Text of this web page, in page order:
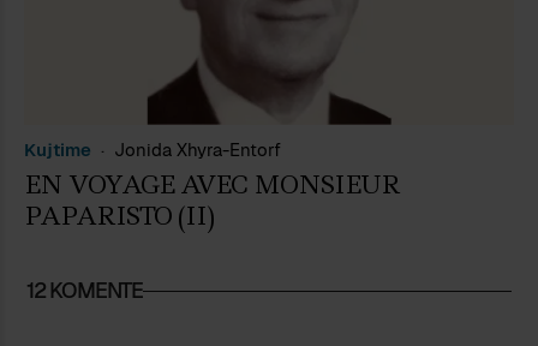
Kujtime Jonida Xhyra-Entorf
EN VOYAGE AVEC MONSIEUR
PAPARISTO (II)
12 KOMENTE